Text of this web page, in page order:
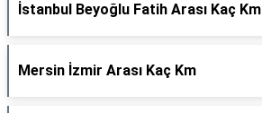
İstanbul Beyoğlu Fatih Arası Kaç Km
Mersin İzmir Arası Kaç Km